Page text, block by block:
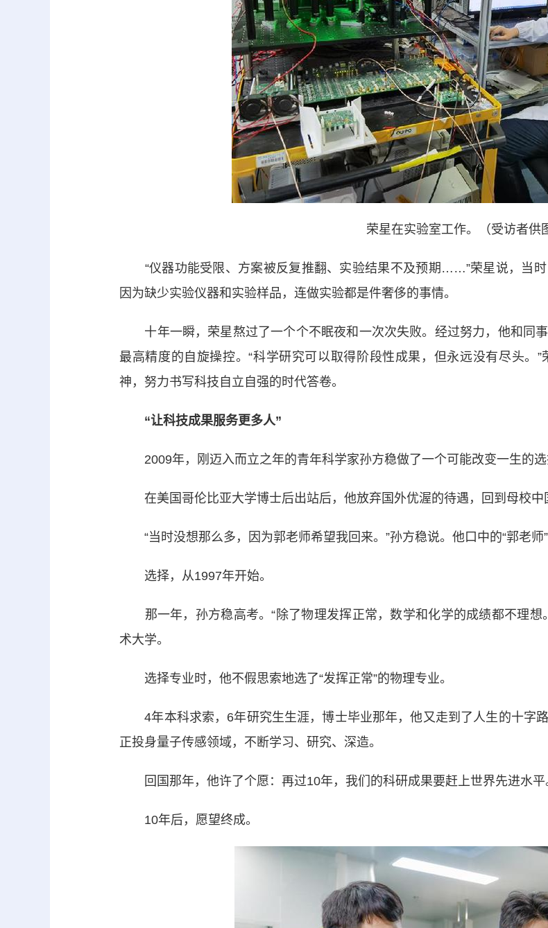
荣星在实验室工作。（受访者供
“仪器功能受限、方案被反复推翻、实验结果不及预期……”荣星说，当时
因为缺少实验仪器和实验样品，连做实验都是件奢侈的事情。
十年一瞬，荣星熬过了一个个不眠夜和一次次失败。经过努力，他和同
最高精度的自旋操控。“科学研究可以取得阶段性成果，但永远没有尽头。
神，努力书写科技自立自强的时代答卷。
“让科技成果服务更多人”
2009年，刚迈入而立之年的青年科学家孙方稳做了一个可能改变一生的选
在美国哥伦比亚大学博士后出站后，他放弃国外优渥的待遇，回到母校中
“当时没想那么多，因为郭老师希望我回来。”孙方稳说。他口中的“郭老师
选择，从1997年开始。
那一年，孙方稳高考。“除了物理发挥正常，数学和化学的成绩都不理想
术大学。
选择专业时，他不假思索地选了“发挥正常”的物理专业。
4年本科求索，6年研究生生涯，博士毕业那年，他又走到了人生的十字
正投身量子传感领域，不断学习、研究、深造。
回国那年，他许了个愿：再过10年，我们的科研成果要赶上世界先进水平
10年后，愿望终成。